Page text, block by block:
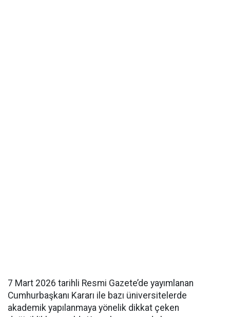
7 Mart 2026 tarihli Resmi Gazete’de yayımlanan
Cumhurbaşkanı Kararı ile bazı üniversitelerde
akademik yapılanmaya yönelik dikkat çeken